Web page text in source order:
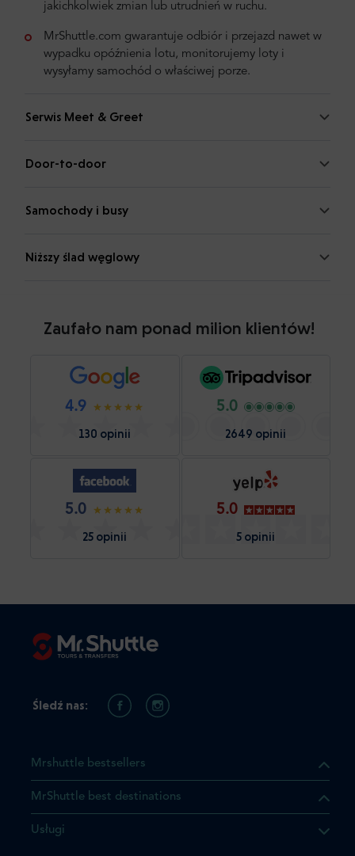
jakichkolwiek zmian lub utrudnień w ruchu.
MrShuttle.com gwarantuje odbiór i przejazd nawet w
wypadku opóźnienia lotu, monitorujemy loty i
wysyłamy samochód o właściwej porze.
Serwis Meet & Greet
Door-to-door
Samochody i busy
Niższy ślad węglowy
Zaufało nam ponad milion klientów!
4.9
130 opinii
5.0
2649 opinii
5.0
25 opinii
5.0
5 opinii
którego szukasz jest już
Mrshuttle bestsellers
MrShuttle best destinations
Usługi
Śledź nas: